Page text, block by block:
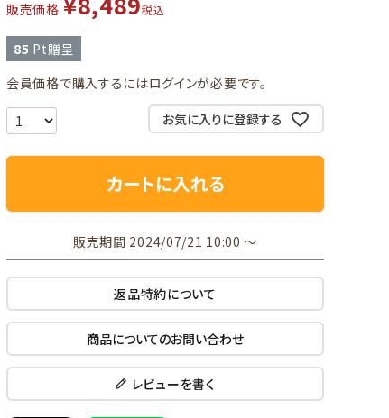
販売価格 税込
85 Pt贈呈
会員価格で購入するにはログインが必要です。
お気に入りに登録する
カートに入れる
販売期間 2024/07/21 10:00〜
返品特約について
商品についてのお問い合わせ
レビューを書く